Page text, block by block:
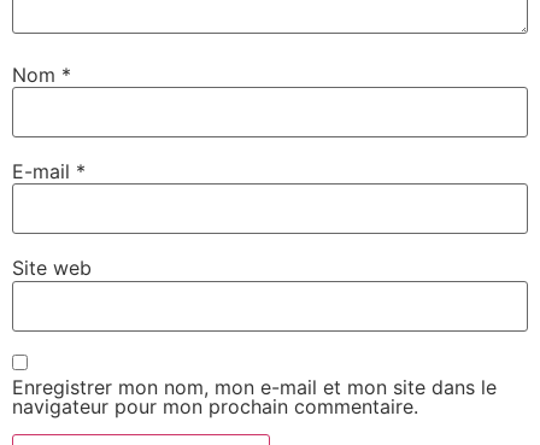
Nom *
E-mail *
Site web
Enregistrer mon nom, mon e-mail et mon site dans le
navigateur pour mon prochain commentaire.